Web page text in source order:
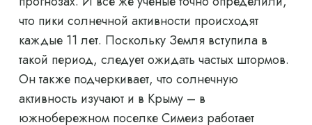
что пики солнечной активности происходят
каждые 11 лет. Поскольку Земля вступила в
такой период, следует ожидать частых штормов.
Он также подчеркивает, что солнечную
активность изучают и в Крыму – в
южнобережном поселке Симеиз работает